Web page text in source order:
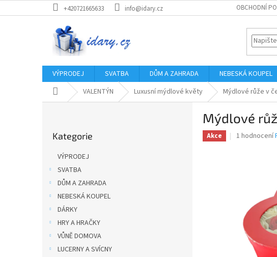
na
+420721665633 info@idary.cz OBCHODNÍ
VÝPRODEJ SVATBA DŮM A ZAHRADA NEBESKÁ KOUPEL
Domů VALENTÝN Luxusní mýdlové květy Mýdlové růže v
kategorie
Kategorie
VÝPRODEJ
SVATBA
DŮM A ZAHRADA
NEBESKÁ KOUPEL
DÁRKY
HRY A HRAČKY
VŮNĚ DOMOVA
LUCERNY A SVÍCNY
Mýdlové
Akce
Průměrné
hvězdiček.
1 hodnocení